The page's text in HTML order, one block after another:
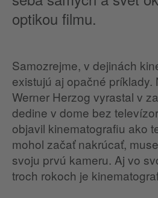
optikou filmu.
Samozrejme, v dejinách
existujú aj opačné príklady.
Werner Herzog vyrastal v
dedine v dome bez
objavil kinematografiu ako
mohol začať nakrúcať,
svoju prvú kameru. Aj vo
troch rokoch je